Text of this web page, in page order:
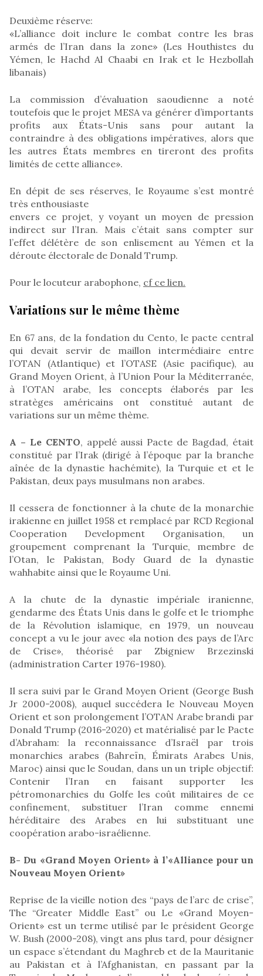
Deuxième réserve:
«L’alliance doit inclure le combat contre les bras
armés de l’Iran dans la zone» (Les Houthistes du
Yémen, le Hachd Al Chaabi en Irak et le Hezbollah
libanais)
La commission d’évaluation saoudienne a noté
toutefois que le projet MESA va générer d’importants
profits aux États-Unis sans pour autant la
contraindre à des obligations impératives, alors que
les autres États membres en tireront des profits
limités de cette alliance».
En dépit de ses réserves, le Royaume s’est montré
très enthousiaste
envers ce projet, y voyant un moyen de pression
indirect sur l’Iran. Mais c’était sans compter sur
l’effet délétère de son enlisement au Yémen et la
déroute électorale de Donald Trump.
Pour le locuteur arabophone, cf ce lien.
Variations sur le même thème
En 67 ans, de la fondation du Cento, le pacte central
qui devait servir de maillon intermédiaire entre
l’OTAN (Atlantique) et l’OTASE (Asie pacifique), au
Grand Moyen Orient, à l’Union Pour la Méditerranée,
à l’OTAN arabe, les concepts élaborés par les
stratèges américains ont constitué autant de
variations sur un même thème.
A – Le CENTO, appelé aussi Pacte de Bagdad, était
constitué par l’Irak (dirigé à l’époque par la branche
aînée de la dynastie hachémite), la Turquie et et le
Pakistan, deux pays musulmans non arabes.
Il cessera de fonctionner à la chute de la monarchie
irakienne en juillet 1958 et remplacé par RCD Regional
Cooperation Development Organisation, un
groupement comprenant la Turquie, membre de
l’Otan, le Pakistan, Body Guard de la dynastie
wahhabite ainsi que le Royaume Uni.
A la chute de la dynastie impériale iranienne,
gendarme des États Unis dans le golfe et le triomphe
de la Révolution islamique, en 1979, un nouveau
concept a vu le jour avec «la notion des pays de l’Arc
de Crise», théorisé par Zbigniew Brzezinski
(administration Carter 1976-1980).
Il sera suivi par le Grand Moyen Orient (George Bush
Jr 2000-2008), auquel succédera le Nouveau Moyen
Orient et son prolongement l’OTAN Arabe brandi par
Donald Trump (2016-2020) et matérialisé par le Pacte
d’Abraham: la reconnaissance d’Israël par trois
monarchies arabes (Bahreïn, Émirats Arabes Unis,
Maroc) ainsi que le Soudan, dans un un triple objectif:
Contenir l’Iran en faisant supporter les
pétromonarchies du Golfe les coût militaires de ce
confinement, substituer l’Iran comme ennemi
héréditaire des Arabes en lui substituant une
coopération arabo-israélienne.
B- Du «Grand Moyen Orient» à l’«Alliance pour un
Nouveau Moyen Orient»
Reprise de la vieille notion des “pays de l’arc de crise”,
The “Greater Middle East” ou Le «Grand Moyen-
Orient» est un terme utilisé par le président George
W. Bush (2000-208), vingt ans plus tard, pour désigner
un espace s’étendant du Maghreb et de la Mauritanie
au Pakistan et à l’Afghanistan, en passant par la